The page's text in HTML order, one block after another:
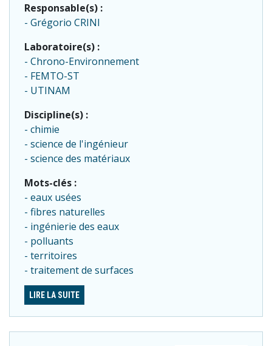
Responsable(s) :
Grégorio CRINI
Laboratoire(s) :
Chrono-Environnement
FEMTO-ST
UTINAM
Discipline(s) :
chimie
science de l'ingénieur
science des matériaux
Mots-clés :
eaux usées
fibres naturelles
ingénierie des eaux
polluants
territoires
traitement de surfaces
LIRE LA SUITE